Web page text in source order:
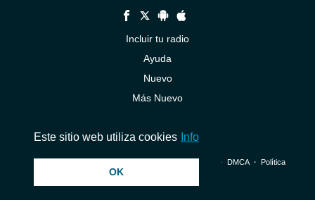
Incluir tu radio
Ayuda
Nuevo
Más Nuevo
© 2026 InstantAudio. Reservados todos los derechos. ・ DMCA・ Política
Este sitio web utiliza cookies Info
OK